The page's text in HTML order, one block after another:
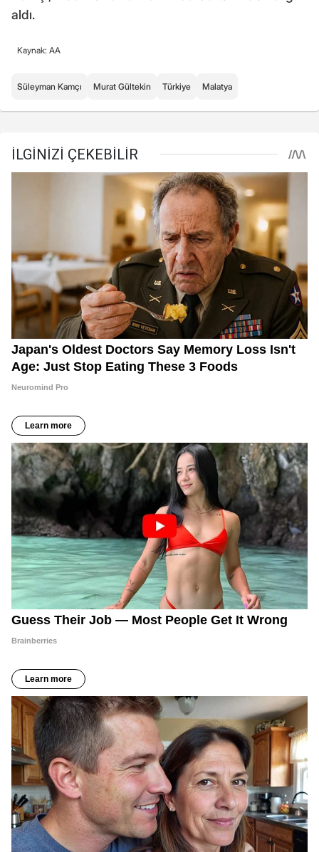
aldı.
Kaynak: AA
Süleyman Kamçı Murat Gültekin Türkiye Malatya